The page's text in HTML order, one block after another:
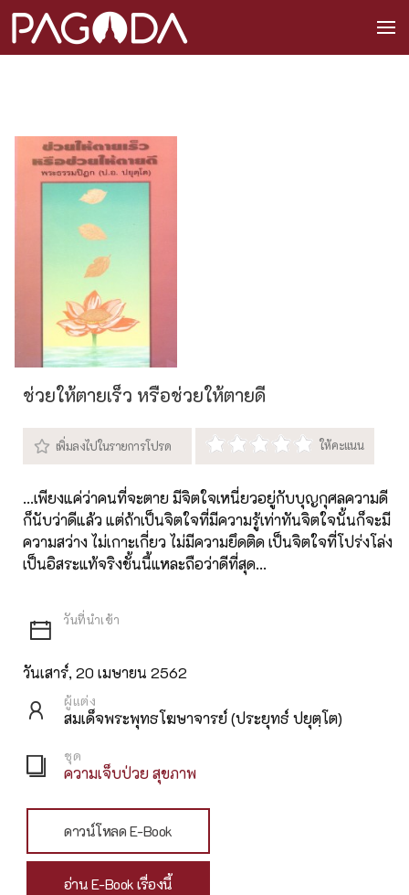
ช่วยให้ตายเร็ว หรือช่วยให้ตายดี
...เพียงแค่ว่าคนที่จะตาย มีจิตใจเหนี่ยวอยู่กับบุญกุศลความดี
ก็นับว่าดีแล้ว แต่ถ้าเป็นจิตใจที่มีความรู้เท่าทันจิตใจนั้นก็จะมี
ความสว่าง ไม่เกาะเกี่ยว ไม่มีความยึดติด เป็นจิตใจที่โปร่งโล่ง
เป็นอิสระแท้จริงชั้นนี้แหละถือว่าดีที่สุด...
วันเสาร์, 20 เมษายน 2562
ผู้แต่ง
สมเด็จพระพุทธโฆษาจารย์ (ประยุทธ์ ปยุตฺโต)
ชุด
ความเจ็บป่วย สุขภาพ
ดาวน์โหลด E-Book
อ่าน E-Book เรื่องนี้